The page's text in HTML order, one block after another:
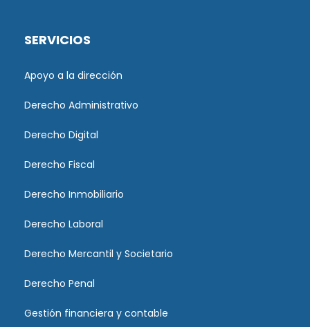
SERVICIOS
Apoyo a la dirección
Derecho Administrativo
Derecho Digital
Derecho Fiscal
Derecho Inmobiliario
Derecho Laboral
Derecho Mercantil y Societario
Derecho Penal
Gestión financiera y contable